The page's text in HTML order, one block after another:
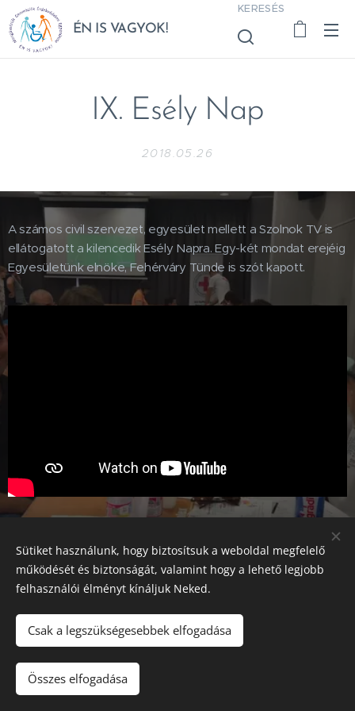
ÉN IS VAGYOK!
KERESÉS
IX. Esély Nap
2018.05.26
A számos civil szervezet, egyesület mellett a Szolnok TV is
ellátogatott a kilencedik Esély Napra. Egy-két mondat erejéig
Egyesületünk elnöke, Fehérváry Tünde is szót kapott.
ÉN IS VAGYOK! Mozgássérültek
Minden jog fenntartva!
5000 Szolnok, Besenyszögi út 17.
Sütiket használunk, hogy biztosítsuk a weboldal megfelelő
működését és biztonságát, valamint hogy a lehető legjobb
felhasználói élményt kínáljuk Neked.
Csak a legszükségesebbek elfogadása
Összes elfogadása